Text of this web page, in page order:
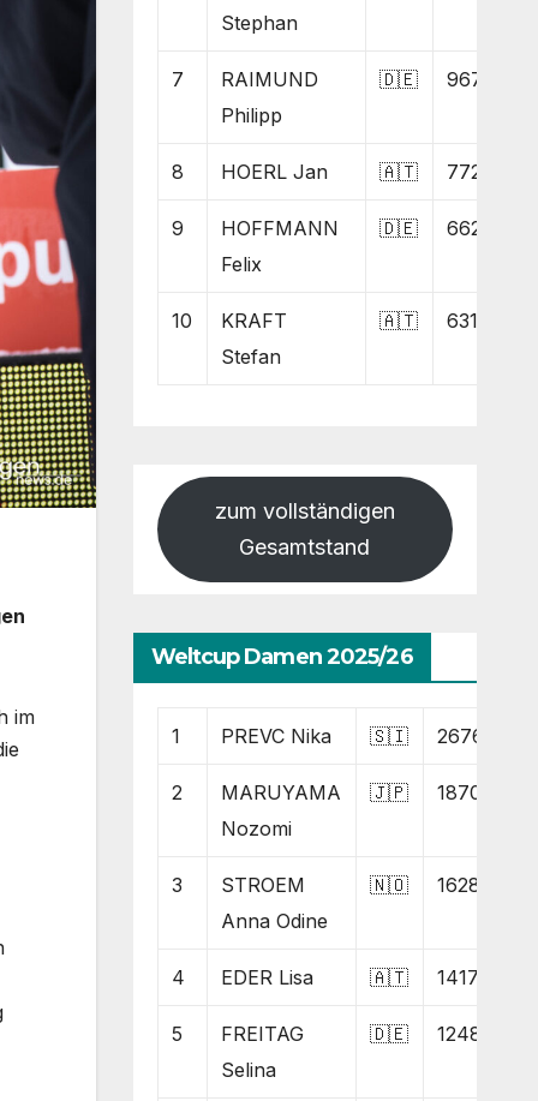
im
Stephan
7
RAIMUND
Philipp
🇩🇪 967
8 HOERL Jan 🇦🇹 772
9
HOFFMANN
Felix
🇩🇪 662
10
KRAFT
Stefan
🇦🇹 631
zum vollständigen
Gesamtstand
Weltcup Damen 2025/26
1 PREVC Nika 🇸🇮 2676
2
MARUYAMA
Nozomi
🇯🇵 1870
3
STROEM
Anna Odine
🇳🇴 1628
4 EDER Lisa 🇦🇹 1417
5
FREITAG
Selina
🇩🇪 1248